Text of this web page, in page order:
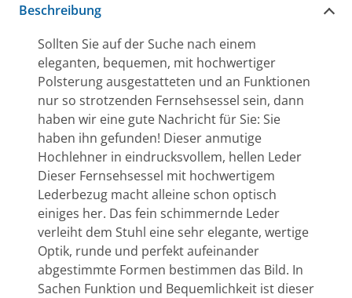
Beschreibung
Sollten Sie auf der Suche nach einem
eleganten, bequemen, mit hochwertiger
Polsterung ausgestatteten und an Funktionen
nur so strotzenden Fernsehsessel sein, dann
haben wir eine gute Nachricht für Sie: Sie
haben ihn gefunden! Dieser anmutige
Hochlehner in eindrucksvollem, hellen Leder
Dieser Fernsehsessel mit hochwertigem
Lederbezug macht alleine schon optisch
einiges her. Das fein schimmernde Leder
verleiht dem Stuhl eine sehr elegante, wertige
Optik, runde und perfekt aufeinander
abgestimmte Formen bestimmen das Bild. In
Sachen Funktion und Bequemlichkeit ist dieser